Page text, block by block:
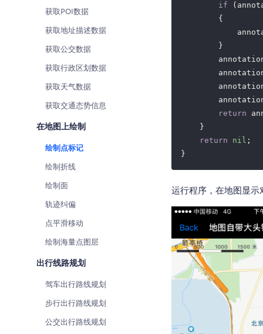
获取POI数据
获取地址描述数据
获取公交数据
获取行政区划数据
获取天气数据
获取交通态势信息
在地图上绘制
绘制点标记
绘制折线
绘制面
轨迹纠偏
点平滑移动
绘制海量点图层
出行线路规划
驾车出行路线规划
步行出行路线规划
公交出行路线规划
if
        {
        }
return
    }
return
nil ;
运行程序，在地图显